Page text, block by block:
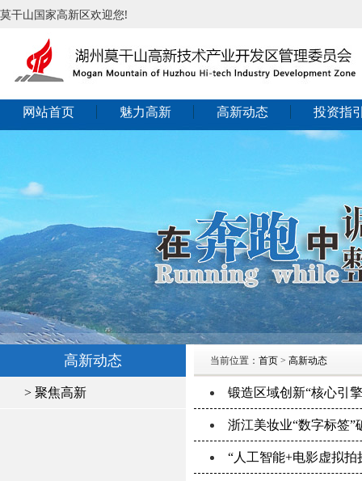
莫干山国家高新区欢迎您!
网站首页 魅力高新 高新动态 投资指
高新动态
> 聚焦高新
当前位置： 首页 > 高新动态
锻造区域创新“核心引
浙江美妆业“数字标签
“人工智能+电影虚拟